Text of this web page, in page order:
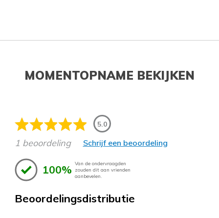
MOMENTOPNAME BEKIJKEN
5.0
1 beoordeling Schrijf een beoordeling
100% Van de ondervraagden
zouden dit aan vrienden
aanbevelen.
Beoordelingsdistributie